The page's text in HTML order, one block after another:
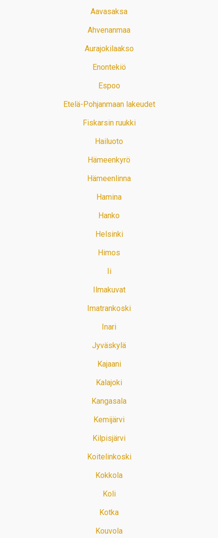
Aavasaksa
Ahvenanmaa
Aurajokilaakso
Enontekiö
Espoo
Etelä-Pohjanmaan lakeudet
Fiskarsin ruukki
Hailuoto
Hämeenkyrö
Hämeenlinna
Hamina
Hanko
Helsinki
Himos
Ii
Ilmakuvat
Imatrankoski
Inari
Jyväskylä
Kajaani
Kalajoki
Kangasala
Kemijärvi
Kilpisjärvi
Koitelinkoski
Kokkola
Koli
Kotka
Kouvola